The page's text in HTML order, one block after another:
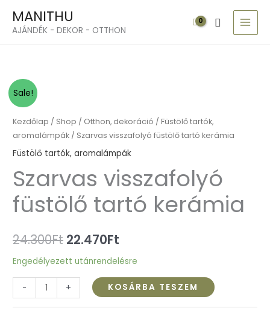
content
MANITHU
AJÁNDÉK - DEKOR - OTTHON Search
Sale!
Kezdőlap / Shop / Otthon, dekoráció /Füstölő tartók,
aromalámpák / Szarvas visszafolyó füstölő tartó kerámia
Füstölő tartók, aromalámpák
Szarvas visszafolyó
füstölő tartó kerámia
24.300Ft
price
was:
24.300Ft.
22.470Ft
price
is:
22.470Ft.
Engedélyezett utánrendelésre
-
Szarvas
visszafolyó
füstölő
tartó
kerámia
+ KOSÁRBA TESZEM